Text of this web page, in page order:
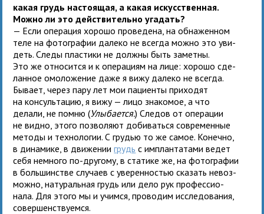
какая грудь насто­я­щая, а какая искус­ствен­ная.
Можно ли это дей­стви­тельно угадать?
— Если опе­ра­ция хорошо про­ве­дена, на обна­жен­ном
теле на фото­гра­фии далеко не все­гда можно это уви­
деть. Следы пла­стики не должны быть заметны.
Это же отно­сится и к опе­ра­циям на лице: хорошо сде­
лан­ное омо­ло­же­ние даже я вижу далеко не все­гда.
Бывает, через пару лет мои паци­енты при­хо­дят
на кон­суль­та­цию, я вижу — лицо зна­ко­мое, а что
делали, не помню (Улыбается.) Следов от опе­ра­ции
не видно, этого поз­во­ляют доби­ваться совре­мен­ные
методы и тех­но­ло­гии. С гру­дью то же самое. Конечно,
в дина­мике, в дви­же­ниигрудь с имплан­та­тами ведет
себя немного по-дру­гому, в ста­тике же, на фото­гра­фии
в боль­шин­стве слу­чаев с уве­рен­но­стью ска­зать невоз­
можно, нату­раль­ная грудь или дело рук про­фес­сио­
нала. Для этого мы и учимся, про­во­дим иссле­до­ва­ния,
совер­шен­ствуемся.